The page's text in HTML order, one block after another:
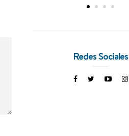
Redes Sociales